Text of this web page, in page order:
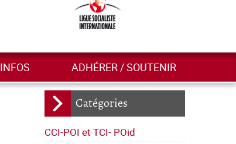
ADHÉRER / SOUTENIR
Catégories
CCI-POI et TCI- POid